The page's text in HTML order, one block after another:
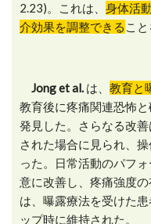
2.23)。これは、 身体活
介効果を調整できる こ
Jong et al. は、 教育と
教育後に疼痛関連恐怖
発見した。さらなる改
された場合に見られ、
った。日常活動のパフ
意に改善し、疼痛強度
は、曝露療法を受けた
ップ時に維持された。